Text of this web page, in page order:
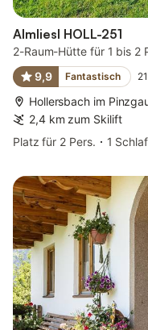
Almliesl HOLL-251
2-Raum-Hütte für 1 bis 2
9,9
Fantastisch 21
Hollersbach im
2,4 km zum Skilift
Platz für 2 Pers.
1